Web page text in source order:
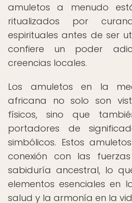
amuletos a menudo
ritualizados por
espirituales antes de ser
confiere un poder
creencias locales.
Los amuletos en la
africana no solo son
físicos, sino que
portadores de
simbólicos. Estos
conexión con las
sabiduría ancestral, lo
elementos esenciales en
salud y la armonía en la